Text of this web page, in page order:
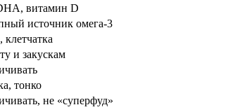
витамин D
источник омега-3
клетчатка
и закускам
тонко
не «суперфуд»